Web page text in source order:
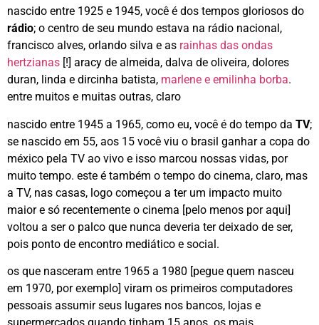
nascido entre 1925 e 1945, você é dos tempos gloriosos do
rádio; o centro de seu mundo estava na rádio nacional,
francisco alves, orlando silva e as rainhas das ondas
hertzianas [!] aracy de almeida, dalva de oliveira, dolores
duran, linda e dircinha batista, marlene e emilinha borba.
entre muitos e muitas outras, claro
nascido entre 1945 a 1965, como eu, você é do tempo da TV;
se nascido em 55, aos 15 você viu o brasil ganhar a copa do
méxico pela TV ao vivo e isso marcou nossas vidas, por
muito tempo. este é também o tempo do cinema, claro, mas
a TV, nas casas, logo começou a ter um impacto muito
maior e só recentemente o cinema [pelo menos por aqui]
voltou a ser o palco que nunca deveria ter deixado de ser,
pois ponto de encontro mediático e social.
os que nasceram entre 1965 a 1980 [pegue quem nasceu
em 1970, por exemplo] viram os primeiros computadores
pessoais assumir seus lugares nos bancos, lojas e